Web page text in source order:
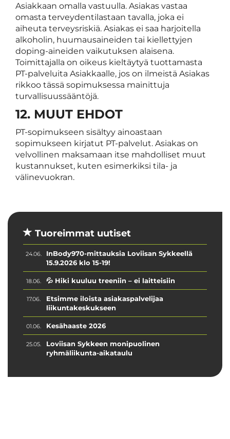
Asiakkaan omalla vastuulla. Asiakas vastaa
omasta terveydentilastaan tavalla, joka ei
aiheuta terveysriskiä. Asiakas ei saa harjoitella
alkoholin, huumausaineiden tai kiellettyjen
doping-aineiden vaikutuksen alaisena.
Toimittajalla on oikeus kieltäytyä tuottamasta
PT-palveluita Asiakkaalle, jos on ilmeistä Asiakas
rikkoo tässä sopimuksessa mainittuja
turvallisuussääntöjä.
12. MUUT EHDOT
PT-sopimukseen sisältyy ainoastaan
sopimukseen kirjatut PT-palvelut. Asiakas on
velvollinen maksamaan itse mahdolliset muut
kustannukset, kuten esimerkiksi tila- ja
välinevuokran.
Tuoreimmat uutiset
24.06.
InBody970-mittauksia Loviisan Sykkeellä
15.9.2026 klo 15-19!
18.06. 💦 Hiki kuuluu treeniin – ei laitteisiin
17.06.
Etsimme iloista asiakaspalvelijaa
liikuntakeskukseen
01.06. Kesähaaste 2026
25.05.
Loviisan Sykkeen monipuolinen
ryhmäliikunta-aikataulu